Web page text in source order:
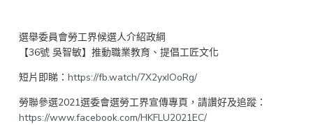
選舉委員會勞工界候選人介紹政綱
【36號 吳智敏】推動職業教育、提倡工匠文化
短片即睇： https://fb.watch/7X2yxIOoRg/
勞聯參選2021選委會選勞工界宣傳專頁，請讚好及追蹤：
https://www.facebook.com/HKFLU2021EC/